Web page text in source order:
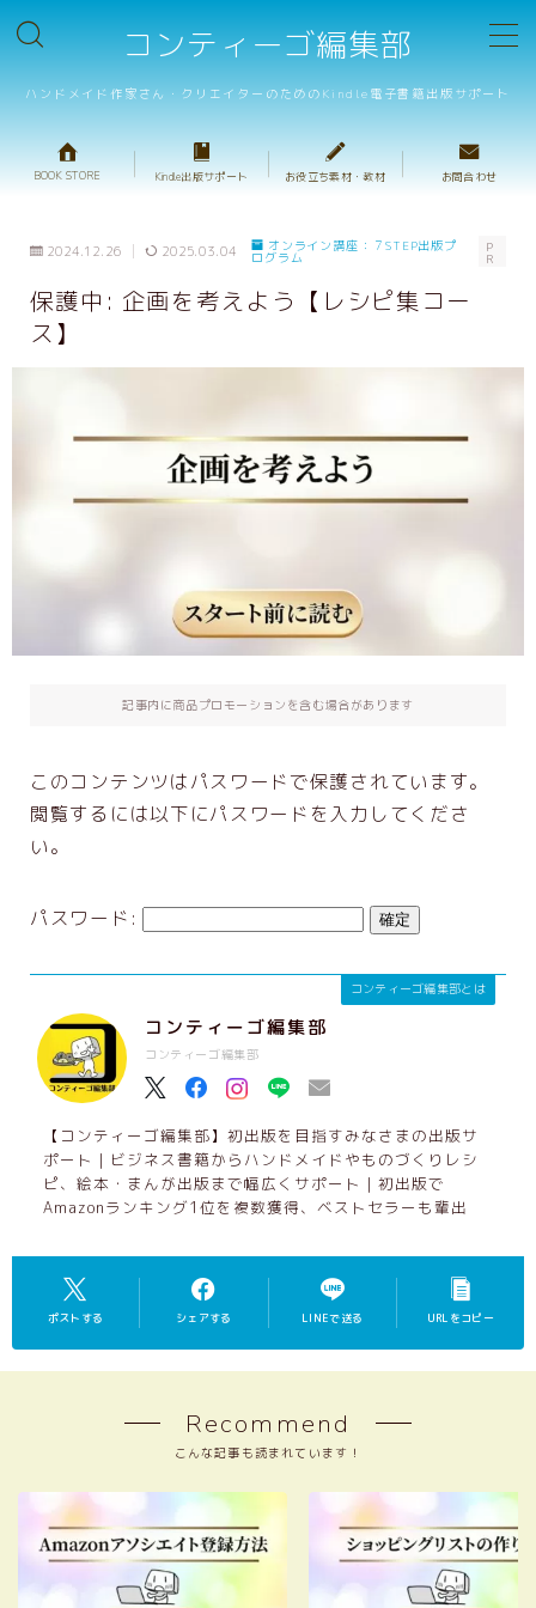
コンティーゴ編集部
ハンドメイド作家さん・クリエイターのためのKindle電子書籍出版サポート
MENU
BOOK STORE
重箱判・絵本テンプレート
出版サポートのご案内
初心者さんにもわかりやすい：AIを安全に
使用するために大切なこと
お問い合わせ
【会員専用】オンラインテキスト
オンラインスクール入り口
作品集コース
レシピ集コース
ペーパーバックコース
出版つみあげ会（継続コミュニティ）
コンティーゴ編集部・認定パートナー制度に
ついて
BOOK STORE Kindle出版サポート お役立ち素材・教材 お問合わせ
2024.12.26 2025.03.04 オンライン講座：７STEP出版プ
ログラム
P
R
保護中: 企画を考えよう【レシピ集コー
ス】
記事内に商品プロモーションを含む場合があります
このコンテンツはパスワードで保護されています。
閲覧するには以下にパスワードを入力してくださ
い。
パスワード:
コンティーゴ編集部とは
コンティーゴ編集部
コンティーゴ編集部
【コンティーゴ編集部】初出版を目指すみなさまの出版サ
ポート｜ビジネス書籍からハンドメイドやものづくりレシ
ピ、絵本・まんが出版まで幅広くサポート｜初出版で
Amazonランキング1位を複数獲得、ベストセラーも輩出
ポストする シェアする LINEで送る URLをコピー
Recommend
こんな記事も読まれています！